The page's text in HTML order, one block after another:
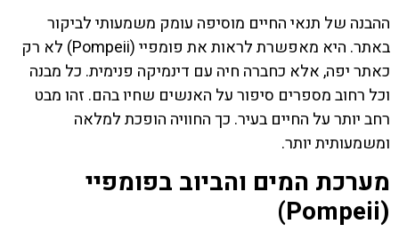
ההבנה של תנאי החיים מוסיפה עומק משמעותי לביקור
באתר. היא מאפשרת לראות את פומפיי (Pompeii) לא רק
כאתר יפה, אלא כחברה חיה עם דינמיקה פנימית. כל מבנה
וכל רחוב מספרים סיפור על האנשים שחיו בהם. זהו מבט
רחב יותר על החיים בעיר. כך החוויה הופכת למלאה
ומשמעותית יותר.
מערכת המים והביוב בפומפיי
(Pompeii)